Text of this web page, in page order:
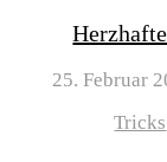
25. Februar
Tricks